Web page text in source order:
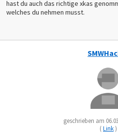
hast du auch das richtige xkas
welches du nehmen musst.
geschrieben am
(Link)